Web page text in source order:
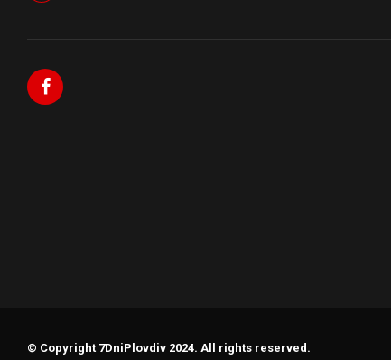
© Copyright 7DniPlovdiv 2024. All rights reserved.